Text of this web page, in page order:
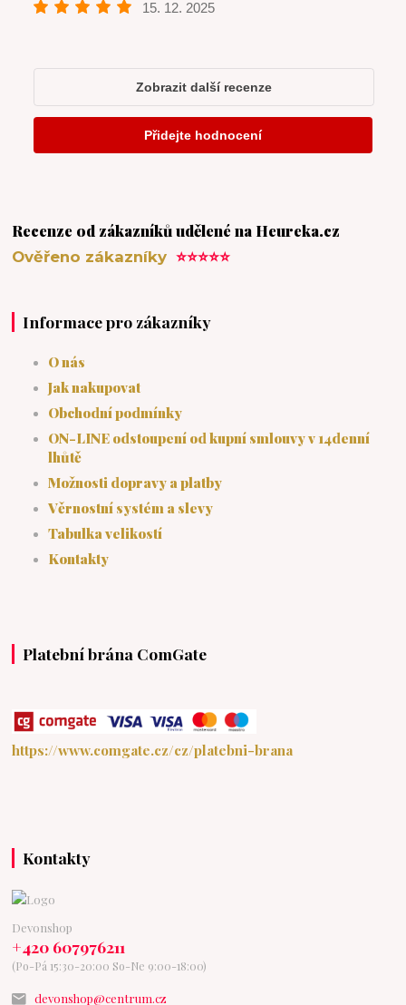
Recenze od zákazníků udělené na Heureka.cz
Ověřeno zákazníky⭐⭐⭐⭐⭐
Informace pro zákazníky
O nás
Jak nakupovat
Obchodní podmínky
ON-LINE odstoupení od kupní smlouvy v 14denní
lhůtě
Možnosti dopravy a platby
Věrnostní systém a slevy
Tabulka velikostí
Kontakty
Platební brána ComGate
https://www.comgate.cz/cz/platebni-brana
Kontakty
Devonshop
+420 607976211
(Po-Pá 15:30-20:00 So-Ne 9:00-18:00)
devonshop@centrum.cz